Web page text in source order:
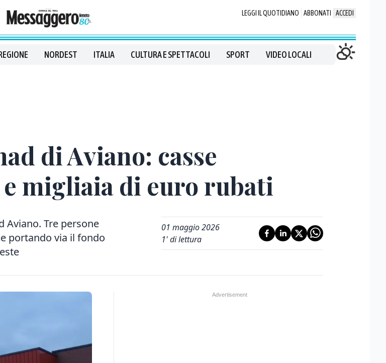
LEGGI IL QUOTIDIANO ABBONATI ACCEDI
NORDEST ITALIA CULTURA E SPETTACOLI SPORT VIDEO LOCALI
di Aviano: casse
migliaia di euro rubati
Aviano. Tre persone
portando via il fondo
01 maggio 2026
1' di lettura